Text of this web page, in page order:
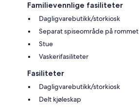
Familievennlige fasiliteter
Dagligvarebutikk/storkiosk
Separat spiseområde på rommet
Stue
Vaskerifasiliteter
Fasiliteter
Dagligvarebutikk/storkiosk
Delt kjøleskap